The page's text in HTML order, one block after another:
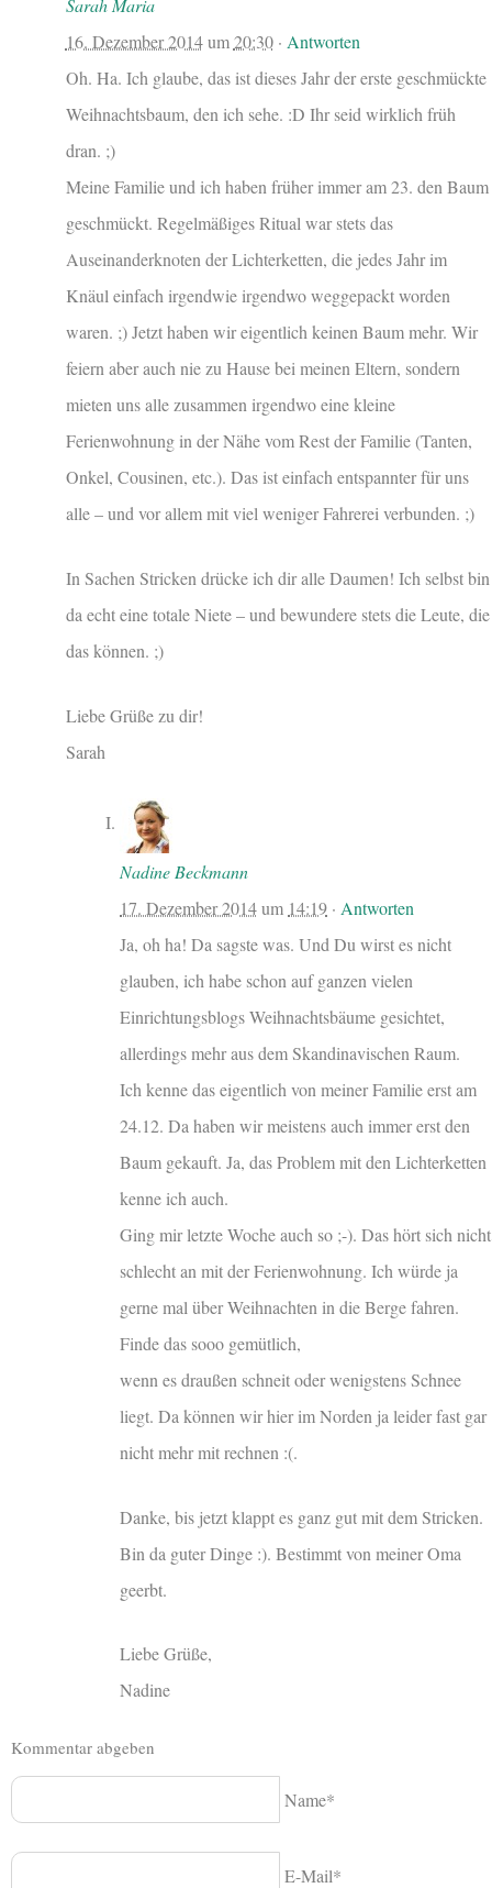
Sarah Maria
16. Dezember 2014um20:30· Antworten
Oh. Ha. Ich glaube, das ist dieses Jahr der erste geschmückte
Weihnachtsbaum, den ich sehe. :D Ihr seid wirklich früh
dran. ;)
Meine Familie und ich haben früher immer am 23. den Baum
geschmückt. Regelmäßiges Ritual war stets das
Auseinanderknoten der Lichterketten, die jedes Jahr im
Knäul einfach irgendwie irgendwo weggepackt worden
waren. ;) Jetzt haben wir eigentlich keinen Baum mehr. Wir
feiern aber auch nie zu Hause bei meinen Eltern, sondern
mieten uns alle zusammen irgendwo eine kleine
Ferienwohnung in der Nähe vom Rest der Familie (Tanten,
Onkel, Cousinen, etc.). Das ist einfach entspannter für uns
alle – und vor allem mit viel weniger Fahrerei verbunden. ;)
In Sachen Stricken drücke ich dir alle Daumen! Ich selbst bin
da echt eine totale Niete – und bewundere stets die Leute, die
das können. ;)
Liebe Grüße zu dir!
Sarah
Nadine Beckmann
17. Dezember 2014um 14:19 · Antworten
Ja, oh ha! Da sagste was. Und Du wirst es nicht
glauben, ich habe schon auf ganzen vielen
Einrichtungsblogs Weihnachtsbäume gesichtet,
allerdings mehr aus dem Skandinavischen Raum.
Ich kenne das eigentlich von meiner Familie erst am
24.12. Da haben wir meistens auch immer erst den
Baum gekauft. Ja, das Problem mit den Lichterketten
kenne ich auch.
Ging mir letzte Woche auch so ;-). Das hört sich nicht
schlecht an mit der Ferienwohnung. Ich würde ja
gerne mal über Weihnachten in die Berge fahren.
Finde das sooo gemütlich,
wenn es draußen schneit oder wenigstens Schnee
liegt. Da können wir hier im Norden ja leider fast gar
nicht mehr mit rechnen :(.
Danke, bis jetzt klappt es ganz gut mit dem Stricken.
Bin da guter Dinge :). Bestimmt von meiner Oma
geerbt.
Liebe Grüße,
Nadine
Kommentar abgeben
Name*
E-Mail*